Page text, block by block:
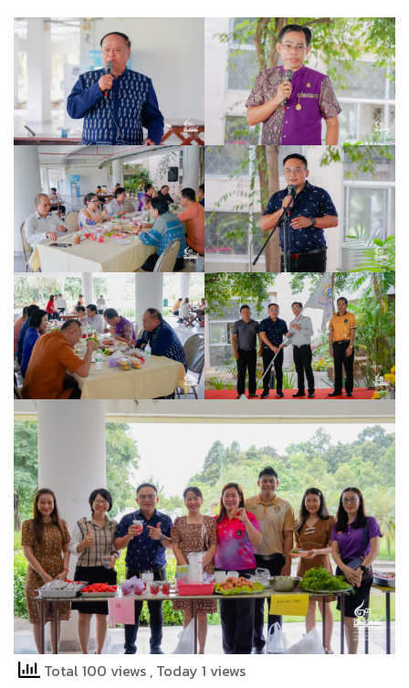
Total 100 views , Today 1 views